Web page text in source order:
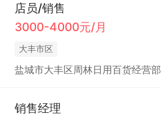
店员/销售
3000-4000元/月
大丰市区
盐城市大丰区周林日用百货经营部
销售经理